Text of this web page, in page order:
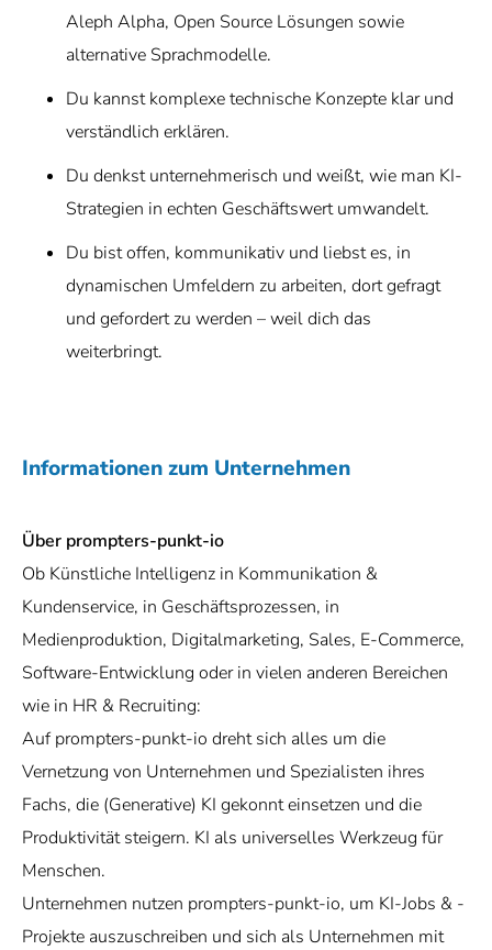
Aleph Alpha, Open Source Lösungen sowie
alternative Sprachmodelle.
Du kannst komplexe technische Konzepte klar und
verständlich erklären.
Du denkst unternehmerisch und weißt, wie man KI-
Strategien in echten Geschäftswert umwandelt.
Du bist offen, kommunikativ und liebst es, in
dynamischen Umfeldern zu arbeiten, dort gefragt
und gefordert zu werden – weil dich das
weiterbringt.
Informationen zum Unternehmen
Über prompters-punkt-io
Ob Künstliche Intelligenz in Kommunikation &
Kundenservice, in Geschäftsprozessen, in
Medienproduktion, Digitalmarketing, Sales, E-Commerce,
Software-Entwicklung oder in vielen anderen Bereichen
wie in HR & Recruiting:
Auf prompters-punkt-io dreht sich alles um die
Vernetzung von Unternehmen und Spezialisten ihres
Fachs, die (Generative) KI gekonnt einsetzen und die
Produktivität steigern. KI als universelles Werkzeug für
Menschen.
Unternehmen nutzen prompters-punkt-io, um KI-Jobs & -
Projekte auszuschreiben und sich als Unternehmen mit